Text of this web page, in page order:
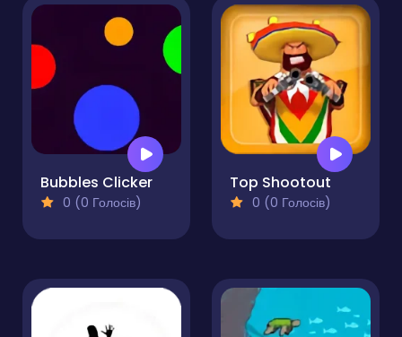
Bubbles Clicker
0 (0 Голосів)
Top Shootout
0 (0 Голосів)